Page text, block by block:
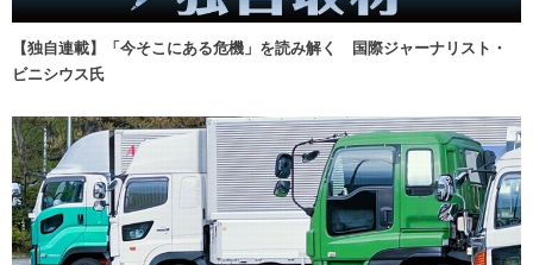
【独自連載】「今そこにある危機」を読み解く 国際ジャーナリスト・
ビニシウス氏